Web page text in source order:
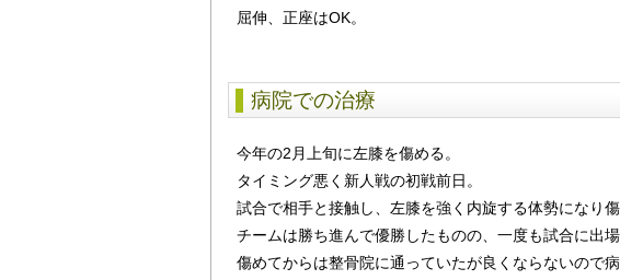
屈伸、正座はOK。
病院での治療
今年の2月上旬に左膝を傷める。
タイミング悪く新人戦の初戦前日。
試合で相手と接触し、左膝を強く内旋する体勢になり傷
チームは勝ち進んで優勝したものの、一度も試合に出
傷めてからは整骨院に通っていたが良くならないので病